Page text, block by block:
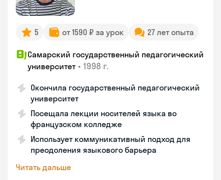
5 от 1590 ₽ за урок 27 лет опыта
Самарский государственный педагогический
университет • 1998 г.
Окончила государственный педагогический
университет
Посещала лекции носителей языка во
французском колледже
Использует коммуникативный подход для
преодоления языкового барьера
Читать дальше